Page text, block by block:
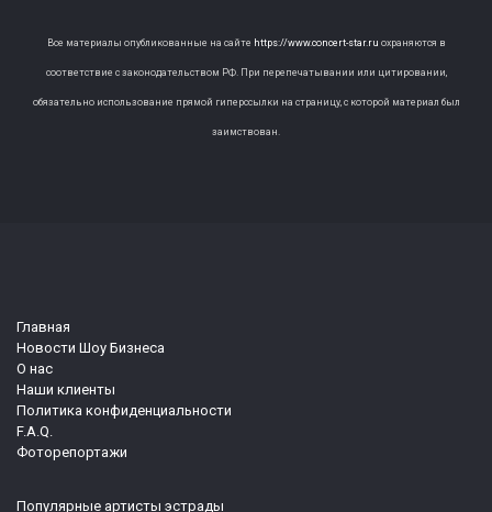
Все материалы опубликованные на сайте https://www.concert-star.ru охраняются в
соответствие с законодательством РФ. При перепечатывании или цитировании,
обязательно использование прямой гиперссылки на страницу, с которой материал был
заимствован.
Главная
Новости Шоу Бизнеса
О нас
Наши клиенты
Политика конфиденциальности
F.A.Q.
Фоторепортажи
Популярные артисты эстрады